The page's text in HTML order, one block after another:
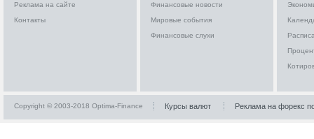
Реклама на сайте
Контакты
Финансовые новости
Мировые события
Финансовые слухи
Copyright © 2003-2018 Optima-Finance Курсы валют Реклама на форекс